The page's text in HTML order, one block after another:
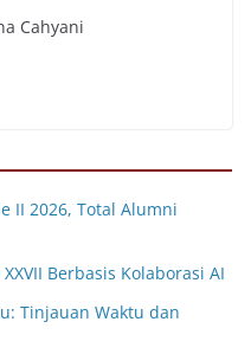
Cahyani
II 2026, Total Alumni
XXVII Berbasis Kolaborasi AI
Tinjauan Waktu dan